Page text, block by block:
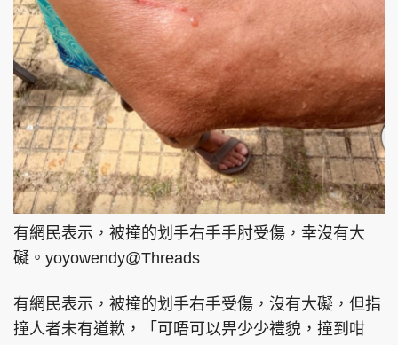
有網民表示，被撞的划手右手手肘受傷，幸沒有大
礙。yoyowendy@Threads
有網民表示，被撞的划手右手受傷，沒有大礙，但指
撞人者未有道歉，「可唔可以畀少少禮貌，撞到咁